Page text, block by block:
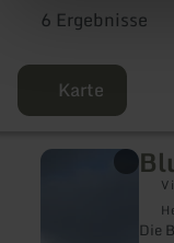
6 Ergebnisse
Karte
Die
mehr